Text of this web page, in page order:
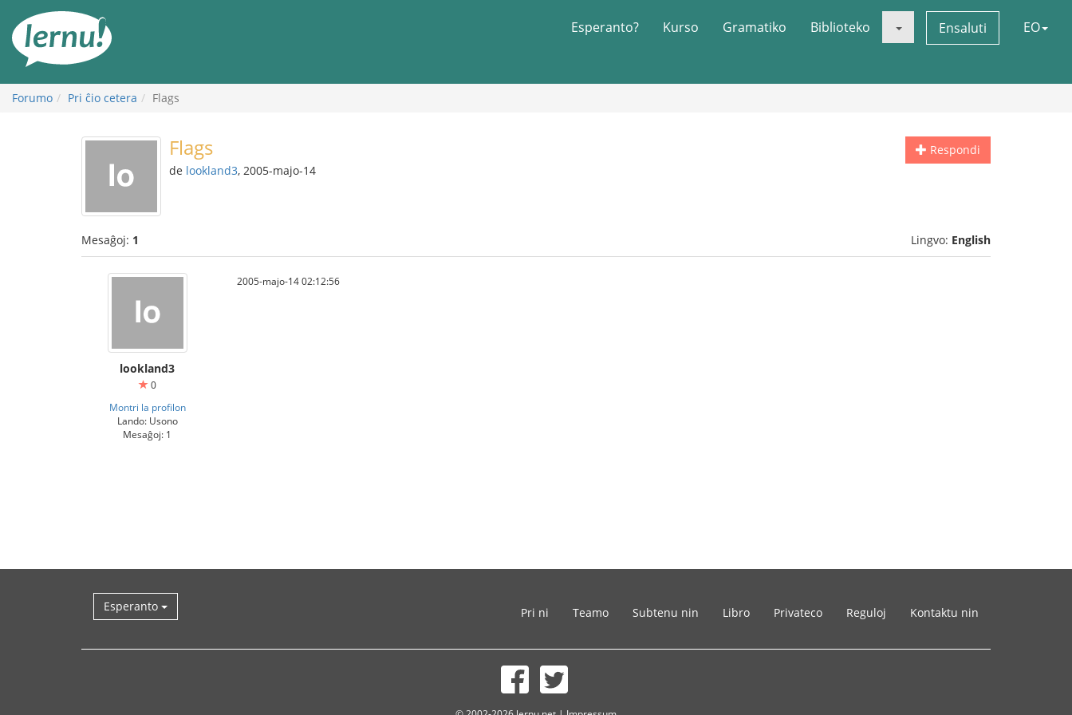
enhavo
Esperanto? Kurso Gramatiko Biblioteko Ensaluti EO
Forumo Pri ĉio cetera Flags
Respondi
Flags
de lookland3, 2005-majo-14
Mesaĝoj: 1 Lingvo: English
lookland3
0
Montri la profilon
Lando: Usono
Mesaĝoj: 1
2005-majo-14 02:12:56
Esperanto Pri ni Teamo Subtenu nin Libro Privateco Reguloj Kontaktu nin